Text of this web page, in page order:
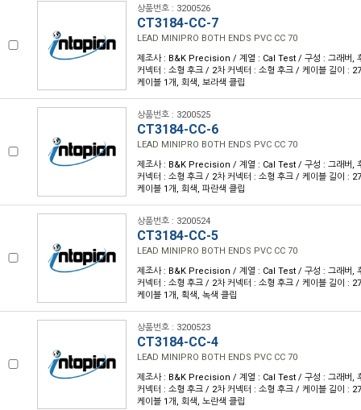
상품번호 : 3200526
CT3184-CC-7
LEAD MINIPRO BOTH ENDS PVC CC 70
제조사 : B&K Precision / 계열 : Cal Test / 구성 : 그래버,
커넥터 : 소형 후크 / 2차 커넥터 : 소형 후크 / 케이블 길이 :
케이블 1개, 회색, 보라색 클립
상품번호 : 3200525
CT3184-CC-6
LEAD MINIPRO BOTH ENDS PVC CC 70
제조사 : B&K Precision / 계열 : Cal Test / 구성 : 그래버,
커넥터 : 소형 후크 / 2차 커넥터 : 소형 후크 / 케이블 길이 :
케이블 1개, 회색, 파란색 클립
상품번호 : 3200524
CT3184-CC-5
LEAD MINIPRO BOTH ENDS PVC CC 70
제조사 : B&K Precision / 계열 : Cal Test / 구성 : 그래버,
커넥터 : 소형 후크 / 2차 커넥터 : 소형 후크 / 케이블 길이 :
케이블 1개, 획색, 녹색 클립
상품번호 : 3200523
CT3184-CC-4
LEAD MINIPRO BOTH ENDS PVC CC 70
제조사 : B&K Precision / 계열 : Cal Test / 구성 : 그래버,
커넥터 : 소형 후크 / 2차 커넥터 : 소형 후크 / 케이블 길이 :
케이블 1개, 회색, 노란색 클립